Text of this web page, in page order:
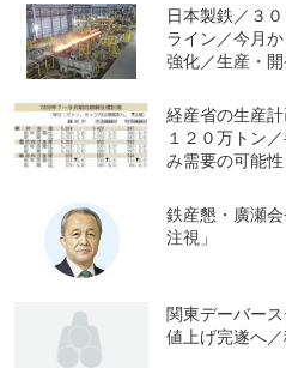
日本製鉄／３
ライン／今月
強化／生産・
経産省の生産
１２０万トン
み需要の可能
鉄産懇・廣瀬
注視」
関東デーバー
値上げ完遂へ